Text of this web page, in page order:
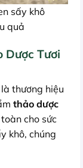
sấy khô
quả
Dược Tươi
thương hiệu
thảo dược
cho sức
khô, chúng